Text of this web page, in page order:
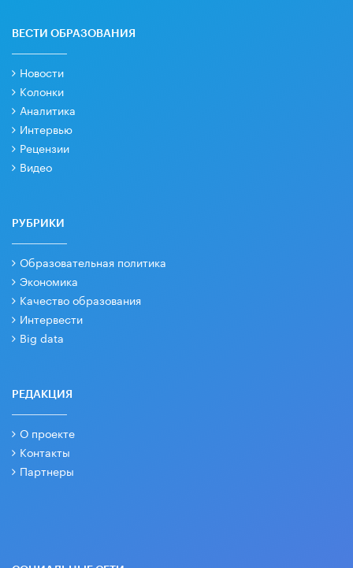
ВЕСТИ ОБРАЗОВАНИЯ
Новости
Колонки
Аналитика
Интервью
Рецензии
Видео
РУБРИКИ
Образовательная политика
Экономика
Качество образования
Интервести
Big data
РЕДАКЦИЯ
О проекте
Контакты
Партнеры